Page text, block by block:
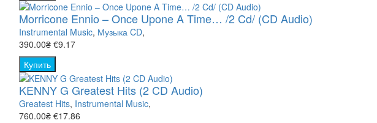
Morricone Ennio – Once Upone A Time… /2 Cd/ (CD Audio)
Instrumental Music, Музыка CD,
390.00₴ €9.17
Купить
KENNY G Greatest Hits (2 CD Audio)
Greatest Hits, Instrumental Music,
760.00₴ €17.86